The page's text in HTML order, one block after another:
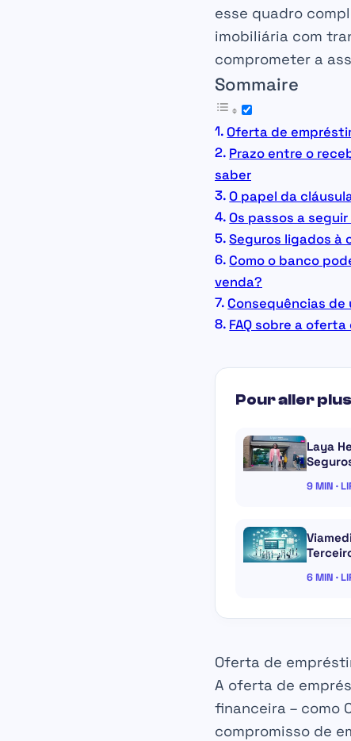
esse quadro
imobiliária com
comprometer a
Sommaire
Oferta de
Prazo entre o
saber
O papel da
Os passos a
Seguros ligados à
Como o banco
venda?
Consequências
FAQ sobre a
Pour aller
Laya
9 MIN ·
6 MIN ·
Oferta de
A oferta de
financeira – como
compromisso de